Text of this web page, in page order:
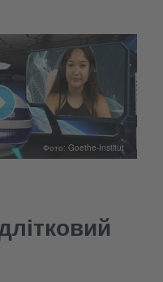
Фото: Goethe-Institut